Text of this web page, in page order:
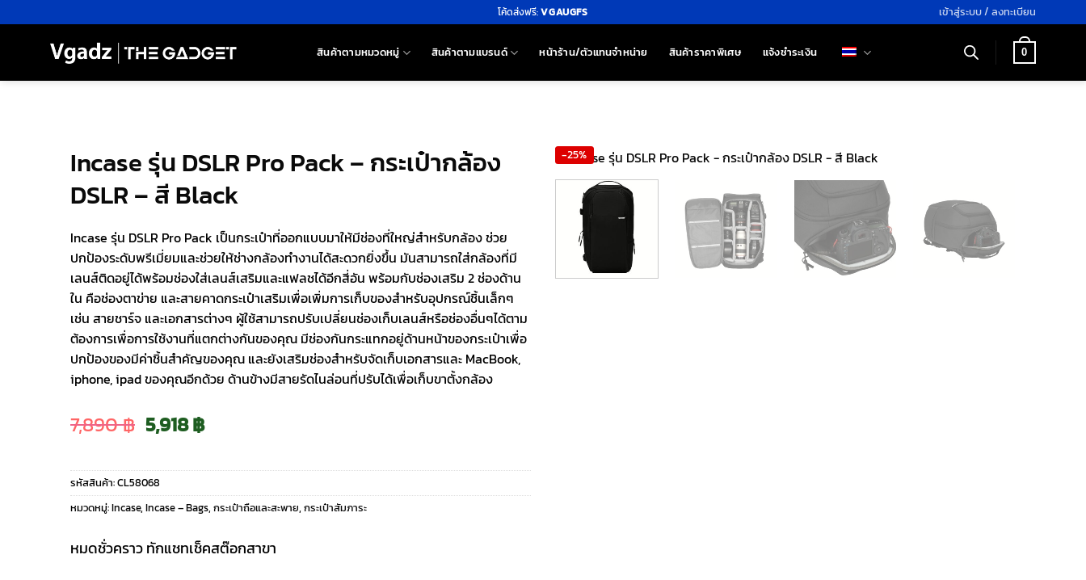
ไป
โค้ดส่งฟรี:VGAUGFS เข้าสู่ระบบ / ลงทะเบียน
สินค้าตามหมวดหมู่ สินค้าตามแบรนด์ หน้าร้าน/ตัวแทนจำหน่าย สินค้าราคาพิเศษ แจ้งชำระเงิน 0
Incase รุ่น DSLR Pro Pack – กระเป๋ากล้อง
DSLR – สี Black
Incase รุ่น DSLR Pro Pack เป็นกระเป๋าที่ออกแบบมาให้มีช่องที่ใหญ่สำหรับกล้อง ช่วย
ปกป้องระดับพรีเมี่ยมและช่วยให้ช่างกล้องทำงานได้สะดวกยิ่งขึ้น มันสามารถใส่กล้องที่มี
เลนส์ติดอยู่ได้พร้อมช่องใส่เลนส์เสริมและแฟลชได้อีกสี่อัน พร้อมกับช่องเสริม 2 ช่องด้าน
ใน คือช่องตาข่าย และสายคาดกระเป๋าเสริมเพื่อเพิ่มการเก็บของสำหรับอุปกรณ์ชิ้นเล็กๆ
เช่น สายชาร์จ และเอกสารต่างๆ ผู้ใช้สามารถปรับเปลี่ยนช่องเก็บเลนส์หรือช่องอื่นๆได้ตาม
ต้องการเพื่อการใช้งานที่แตกต่างกันของคุณ มีช่องกันกระแทกอยู่ด้านหน้าของกระเป๋าเพื่อ
ปกป้องของมีค่าชิ้นสำคัญของคุณ และยังเสริมช่องสำหรับจัดเก็บเอกสารและ MacBook,
iphone, ipad ของคุณอีกด้วย ด้านข้างมีสายรัดไนล่อนที่ปรับได้เพื่อเก็บขาตั้งกล้อง
7,890฿ Original
price
was:
7,890 ฿.
5,918฿Current
price
is:
5,918 ฿.
รหัสสินค้า:CL58068
หมวดหมู่:Incase, Incase – Bags, กระเป๋าถือและสะพาย, กระเป๋าสัมภาระ
หมดชั่วคราว ทักแชทเช็คสต๊อกสาขา
-25%